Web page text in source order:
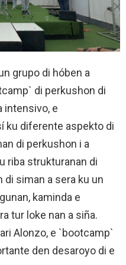
grupo di hóben a
di perkushon di
intensivo, e
ku diferente aspekto di
di perkushon i a
riba strukturanan di
siman a sera ku un
kaminda e
tur loke nan a siña.
Alonzo, e `bootcamp`
den desaroyo di e